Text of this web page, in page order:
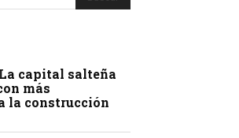
capital salteña
más
la construcción